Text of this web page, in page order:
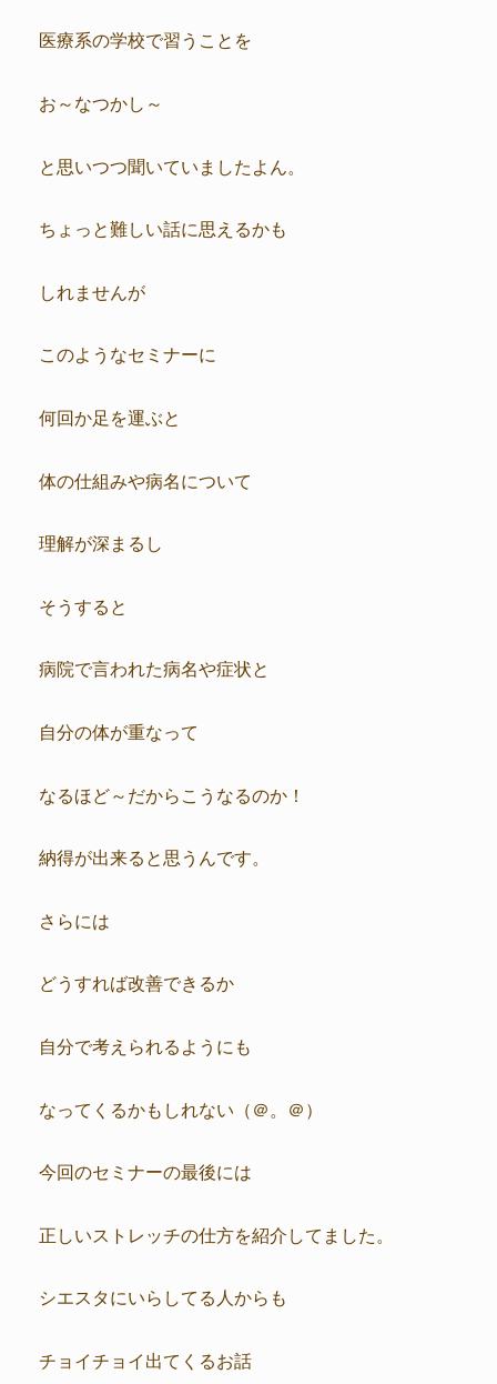
医療系の学校で習うことを
お～なつかし～
と思いつつ聞いていましたよん。
ちょっと難しい話に思えるかも
しれませんが
このようなセミナーに
何回か足を運ぶと
体の仕組みや病名について
理解が深まるし
そうすると
病院で言われた病名や症状と
自分の体が重なって
なるほど～だからこうなるのか！
納得が出来ると思うんです。
さらには
どうすれば改善できるか
自分で考えられるようにも
なってくるかもしれない（＠。＠）
今回のセミナーの最後には
正しいストレッチの仕方を紹介してました。
シエスタにいらしてる人からも
チョイチョイ出てくるお話